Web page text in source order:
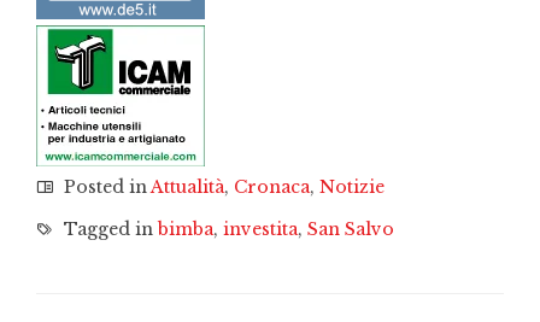
Posted inAttualità, Cronaca, Notizie
Tagged inbimba, investita, San Salvo